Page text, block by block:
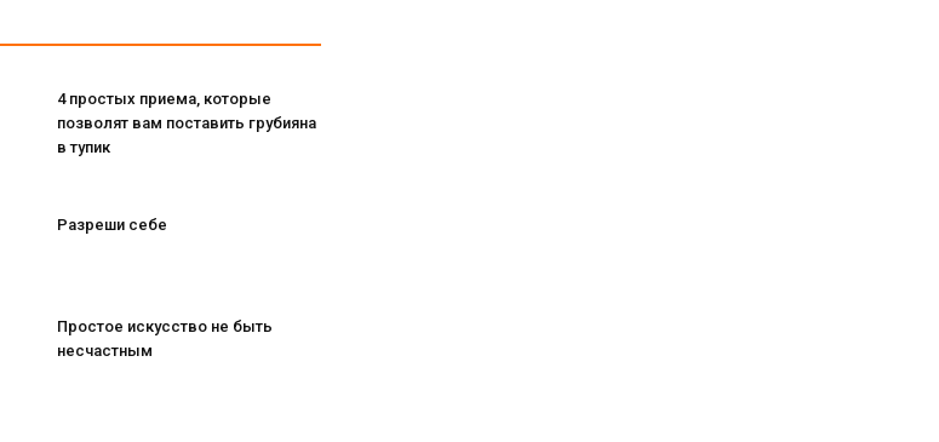
4 простых приема, которые
позволят вам поставить грубияна
в тупик
Разреши себе
Простое искусство не быть
несчастным